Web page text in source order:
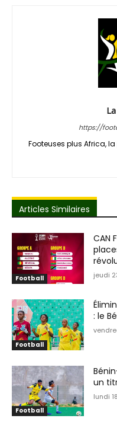
https://
Footeuses plus Africa,
Articles Similaires
Football
CAN
jeudi
Football
: le
Football
un
lundi